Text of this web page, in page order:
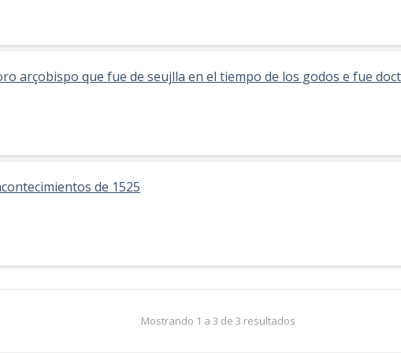
arçobispo que fue de seujlla en el tiempo de los godos e fue
de 1525
Mostrando 1 a 3 de 3 resultados